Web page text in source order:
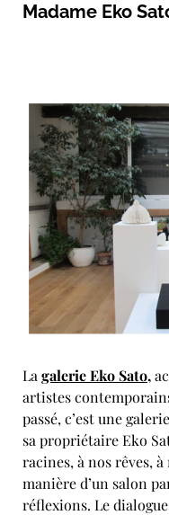
Madame Eko
La galerie Eko Sato,
artistes
passé, c’est une
sa propriétaire Eko
racines, à nos rêves,
manière d’un salon
réflexions. Le